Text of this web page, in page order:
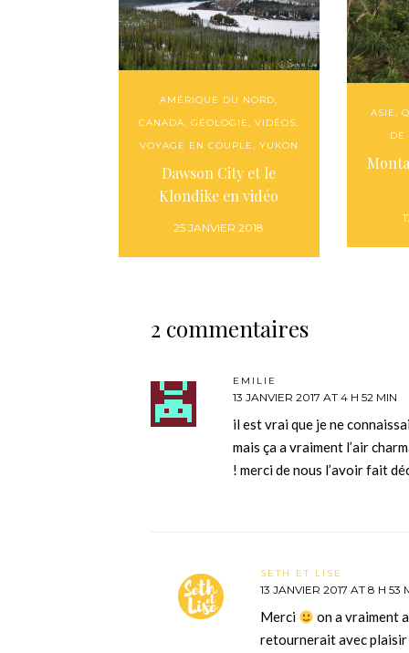
AMÉRIQUE DU NORD,
CANADA,GÉOLOGIE,VIDÉOS,
VOYAGE EN COUPLE, YUKON
Dawson City et le
Klondike en vidéo
25 JANVIER 2018
ASIE,
DE
2 commentaires
EMILIE
13 JANVIER 2017 AT 4 H 52 MIN
il est vrai que je ne
mais ça a vraiment l’air
! merci de nous l’avoir fait
SETH ET LISE
13 JANVIER 2017 AT 8 H 53
Merci
on a vraiment
retournerait avec